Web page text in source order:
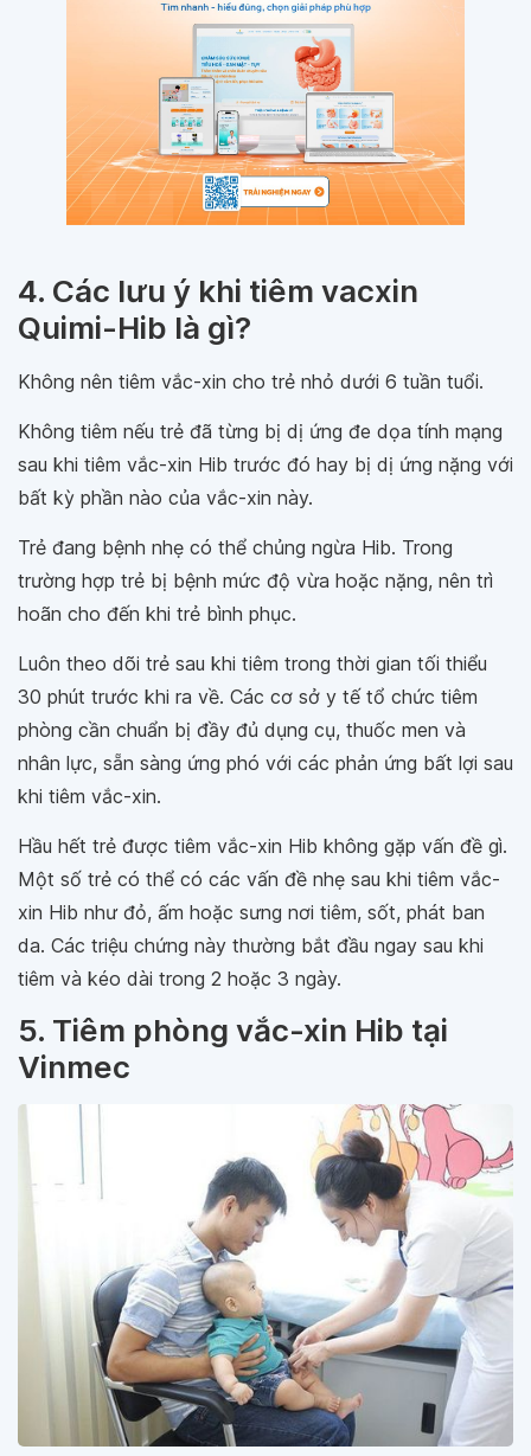
4. Các lưu ý khi tiêm vacxin
Quimi-Hib là gì?
Không nên tiêm vắc-xin cho trẻ nhỏ dưới 6 tuần tuổi.
Không tiêm nếu trẻ đã từng bị dị ứng đe dọa tính mạng
sau khi tiêm vắc-xin Hib trước đó hay bị dị ứng nặng với
bất kỳ phần nào của vắc-xin này.
Trẻ đang bệnh nhẹ có thể chủng ngừa Hib. Trong
trường hợp trẻ bị bệnh mức độ vừa hoặc nặng, nên trì
hoãn cho đến khi trẻ bình phục.
Luôn theo dõi trẻ sau khi tiêm trong thời gian tối thiểu
30 phút trước khi ra về. Các cơ sở y tế tổ chức tiêm
phòng cần chuẩn bị đầy đủ dụng cụ, thuốc men và
nhân lực, sẵn sàng ứng phó với các phản ứng bất lợi sau
khi tiêm vắc-xin.
Hầu hết trẻ được tiêm vắc-xin Hib không gặp vấn đề gì.
Một số trẻ có thể có các vấn đề nhẹ sau khi tiêm vắc-
xin Hib như đỏ, ấm hoặc sưng nơi tiêm, sốt, phát ban
da. Các triệu chứng này thường bắt đầu ngay sau khi
tiêm và kéo dài trong 2 hoặc 3 ngày.
5. Tiêm phòng vắc-xin Hib tại
Vinmec